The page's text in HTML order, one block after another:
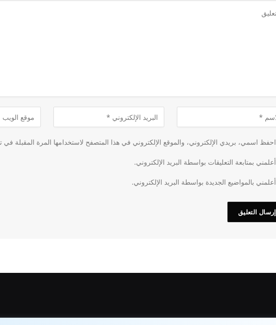
احفظ اسمي، بريدي الإلكتروني، والموقع الإلكتروني في هذا المتصفح لاستخدامها المرة المقبلة في
أعلمني بمتابعة التعليقات بواسطة البريد الإلكتروني.
أعلمني بالمواضيع الجديدة بواسطة البريد الإلكتروني.